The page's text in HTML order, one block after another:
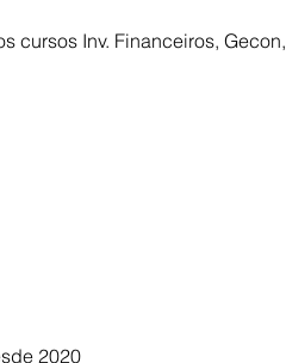
cursos Inv. Financeiros, Gecon,
2020